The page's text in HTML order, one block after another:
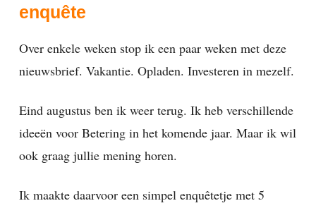
enquête
Over enkele weken stop ik een paar weken met deze
nieuwsbrief. Vakantie. Opladen. Investeren in mezelf.
Eind augustus ben ik weer terug. Ik heb verschillende
ideeën voor Betering in het komende jaar. Maar ik wil
ook graag jullie mening horen.
Ik maakte daarvoor een simpel enquêtetje met 5